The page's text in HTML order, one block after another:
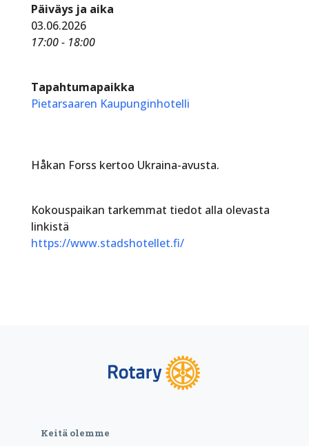
Päiväys ja aika
03.06.2026
17:00 - 18:00
Tapahtumapaikka
Pietarsaaren Kaupunginhotelli
Håkan Forss kertoo Ukraina-avusta.
Kokouspaikan tarkemmat tiedot alla olevasta
linkistä
https://www.stadshotellet.fi/
Keitä olemme